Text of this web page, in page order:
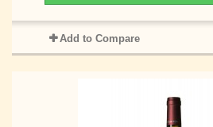
Add to Compare